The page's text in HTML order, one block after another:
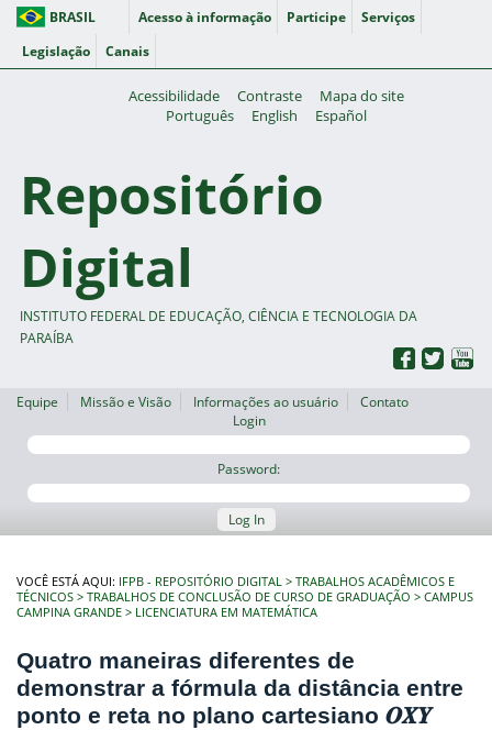
BRASIL Acesso à informação Participe
Serviços
Legislação
Canais
Acessibilidade Contraste
Mapa do site
Português
English Español
Repositório
Digital
INSTITUTO FEDERAL DE EDUCAÇÃO, CIÊNCIA E TECNOLOGIA DA
PARAÍBA
Equipe Missão e Visão Informações ao usuário
Contato
Login
Password:
Log In
VOCÊ ESTÁ AQUI: IFPB - REPOSITÓRIO DIGITAL
TRABALHOS ACADÊMICOS E
TÉCNICOS
TRABALHOS DE CONCLUSÃO DE CURSO DE GRADUAÇÃO
CAMPUS
CAMPINA GRANDE
LICENCIATURA EM MATEMÁTICA
Quatro maneiras diferentes de
demonstrar a fórmula da distância entre
ponto e reta no plano cartesiano 𝑶𝑿𝒀